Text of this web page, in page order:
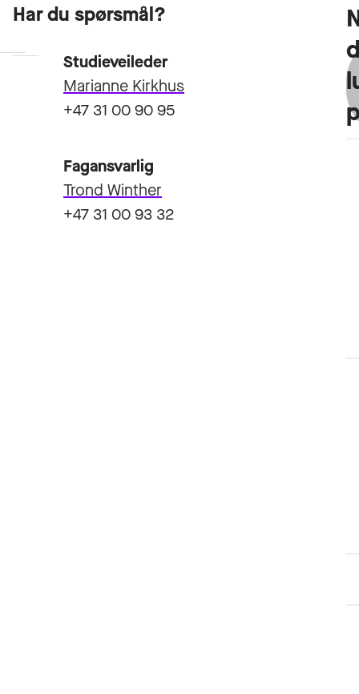
Emneplan
Opptakskrav
Har du spørsmål?
Studieveileder
Marianne Kirkhus
+47 31 00 90 95
Fagansvarlig
Trond Winther
+47 31 00 93 32